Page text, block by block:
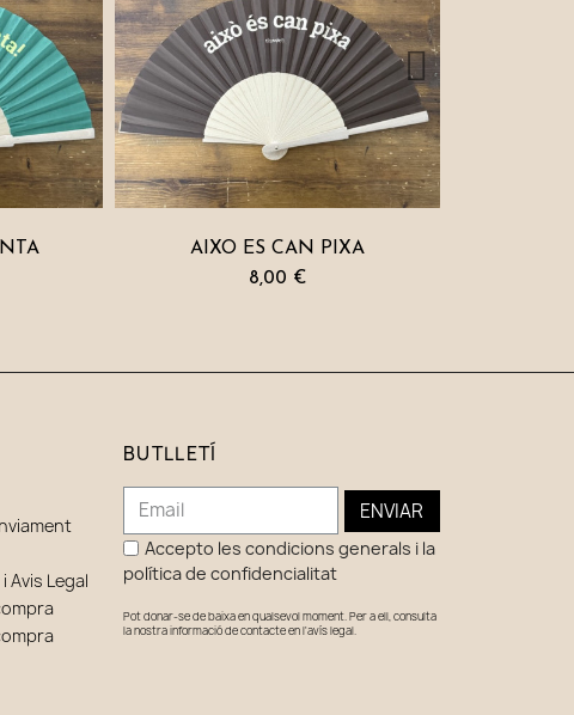
AIXÒ ÉS CAN PIXA
8,00 €
Avis Legal
BUTLLETÍ
ENVIAR
Accepto les condicions generals i la
política de confidencialitat
Pot donar-se de baixa en qualsevol moment. Per a ell, consulta
la nostra informació de contacte en l'avís legal.